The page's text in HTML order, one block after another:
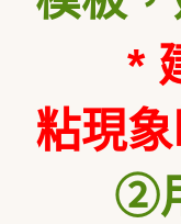
*
粘現
②